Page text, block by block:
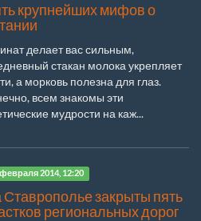
крупнейших мифов о
делает вас сильным,
стакан молока укрепляет
а морковь полезна для глаз.
всем знакомы эти
мудрости на каж...
2014, 12:20
Ставрополье закрыты пять
региональных дорог